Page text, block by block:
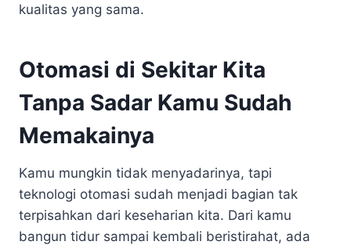
kualitas yang sama.
Otomasi di Sekitar Kita
Tanpa Sadar Kamu Sudah
Memakainya
Kamu mungkin tidak menyadarinya, tapi
teknologi otomasi sudah menjadi bagian tak
terpisahkan dari keseharian kita. Dari kamu
bangun tidur sampai kembali beristirahat, ada